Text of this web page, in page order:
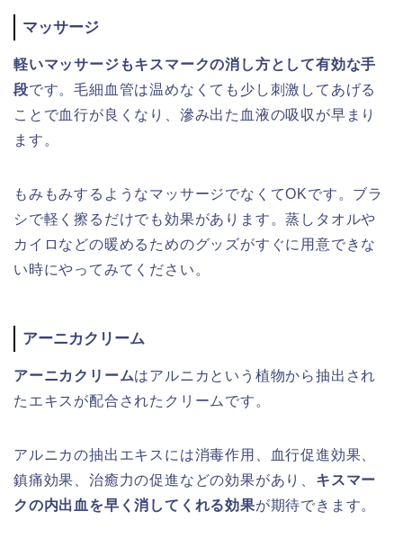
マッサージ
軽いマッサージもキスマークの消し方として有効な手
段です。毛細血管は温めなくても少し刺激してあげる
ことで血行が良くなり、滲み出た血液の吸収が早まり
ます。
もみもみするようなマッサージでなくてOKです。ブラ
シで軽く擦るだけでも効果があります。蒸しタオルや
カイロなどの暖めるためのグッズがすぐに用意できな
い時にやってみてください。
アーニカクリーム
アーニカクリームはアルニカという植物から抽出され
たエキスが配合されたクリームです。
アルニカの抽出エキスには消毒作用、血行促進効果、
鎮痛効果、治癒力の促進などの効果があり、 キスマー
クの内出血を早く消してくれる効果が期待できます。